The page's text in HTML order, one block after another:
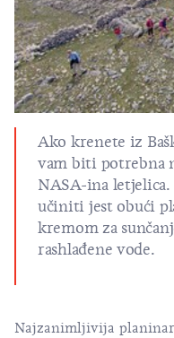
Ako krenete iz
vam biti potrebna
NASA-ina
učiniti jest obući
kremom za
rashlađene vode.
Najzanimljivija